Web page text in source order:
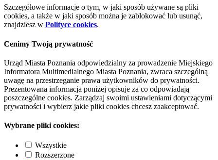
Szczegółowe informacje o tym, w jaki sposób używane są pliki
cookies, a także w jaki sposób można je zablokować lub usunąć,
znajdziesz w Polityce cookies.
Cenimy Twoją prywatność
Urząd Miasta Poznania odpowiedzialny za prowadzenie Miejskiego
Informatora Multimedialnego Miasta Poznania, zwraca szczególną
uwagę na przestrzeganie prawa użytkowników do prywatności.
Prezentowana informacja poniżej opisuje za co odpowiadają
poszczególne cookies. Zarządzaj swoimi ustawieniami dotyczącymi
prywatności i wybierz jakie pliki cookies chcesz zaakceptować.
Wybrane pliki cookies:
Wszystkie
Rozszerzone